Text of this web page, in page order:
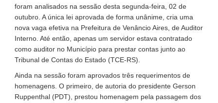
foram analisados na sessão desta segunda-feira, 02 de
outubro. A única lei aprovada de forma unânime, cria uma
nova vaga efetiva na Prefeitura de Venâncio Aires, de Auditor
Interno. Até então, apenas um servidor estava contratado
como auditor no Município para prestar contas junto ao
Tribunal de Contas do Estado (TCE-RS).
Ainda na sessão foram aprovados três requerimentos de
homenagens. O primeiro, de autoria do presidente Gerson
Ruppenthal (PDT), prestou homenagem pela passagem dos